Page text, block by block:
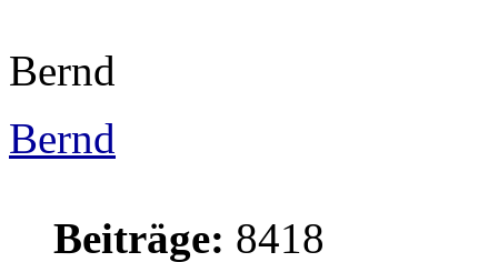
Bernd
Bernd
Beiträge: 8418